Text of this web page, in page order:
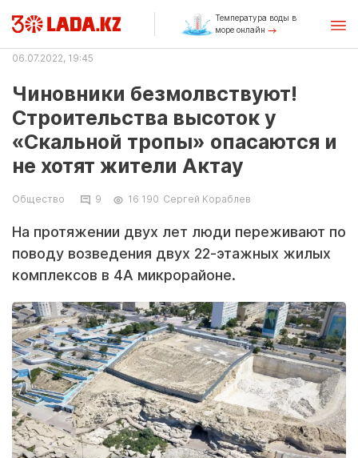
Температура воды в
море онлайн
06.07.2022, 19:45
Чиновники безмолвствуют!
Строительства высоток у
«Скальной тропы» опасаются и
не хотят жители Актау
Общество 9 16 190 Сергей Кораблев
На протяжении двух лет люди переживают по
поводу возведения двух 22-этажных жилых
комплексов в 4А микрорайоне.